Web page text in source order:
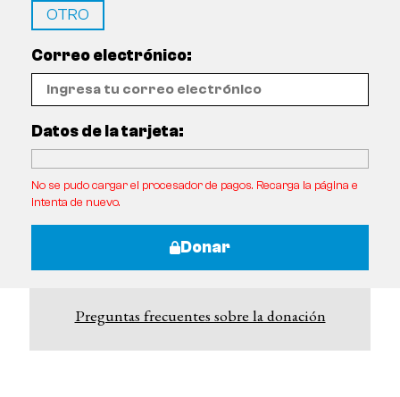
OTRO
Correo electrónico:
Datos de la tarjeta:
No se pudo cargar el procesador de pagos. Recarga la página e
intenta de nuevo.
Donar
Preguntas frecuentes sobre la donación